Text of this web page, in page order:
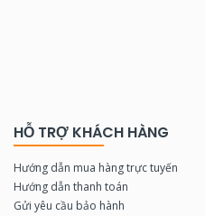
HỖ TRỢ KHÁCH HÀNG
Hướng dẫn mua hàng trực tuyến
Hướng dẫn thanh toán
Gửi yêu cầu bảo hành